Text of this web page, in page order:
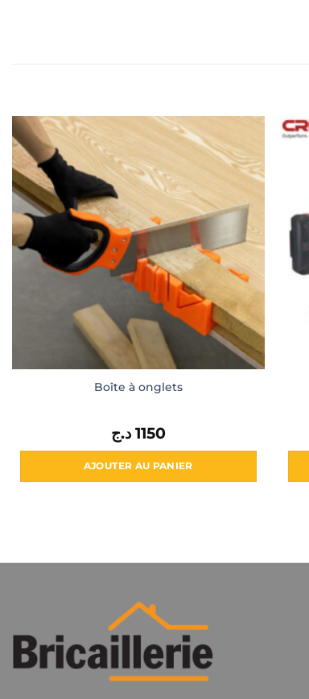
Boîte à onglets
1150 د.ج
AJOUTER AU PANIER